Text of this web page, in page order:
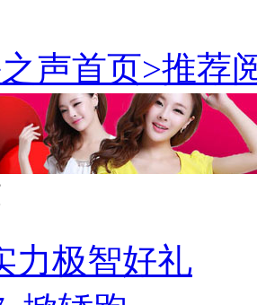
声首页>推荐